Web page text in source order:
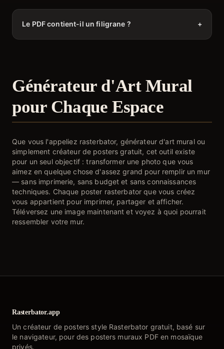
Le PDF contient-il un filigrane ? +
Générateur d'Art Mural
pour Chaque Espace
Que vous l'appeliez rasterbator, générateur d'art mural ou
simplement créateur de posters gratuit, cet outil existe
pour un seul objectif : transformer une photo que vous
aimez en quelque chose d'assez grand pour remplir un mur
— sans imprimerie, sans budget et sans connaissances
techniques. Chaque poster rasterbator que vous créez
vous appartient pour imprimer, partager et afficher.
Téléversez une image maintenant et voyez à quoi pourrait
ressembler votre mur.
Rasterbator.app
Un créateur de posters style Rasterbator gratuit, basé sur
le navigateur, pour des posters muraux PDF en mosaïque
privés.